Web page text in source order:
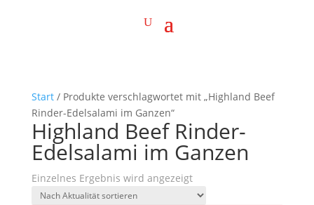
Start/ Produkte verschlagwortet mit „Highland Beef
Rinder-Edelsalami im Ganzen“
Highland Beef Rinder-
Edelsalami im Ganzen
Einzelnes Ergebnis wird angezeigt